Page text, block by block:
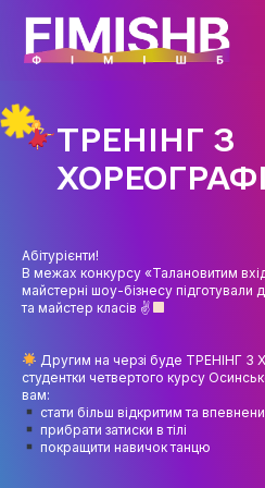
ГОЛОВНА
ІНДУСТРІЇ ДОЗВІЛЛЯ
МЕТА, ЗАВДАННЯ
ОСВІТНІ
СИЛАБУСИ
НАУКА
НАПРЯМИ
ТРЕНІНГ З
Абітурієнти!
В межах конкурсу «Талановитим
майстерні шоу-бізнесу підготували
та майстер класів ✌
Другим на черзі буде ТРЕНІНГ З
студентки четвертого курсу
вам:
стати більш відкритим та
прибрати затиски в тілі
покращити навичок танцю